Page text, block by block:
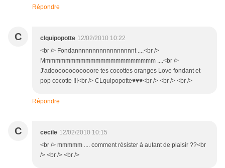
Répondre
C clquipopotte 12/02/2010 10:22
<br /> Fondannnnnnnnnnnnnnnnnt ....<br />
Mmmmmmmmmmmmmmmmmmmmmmm ....<br />
J'adoooooooooooore tes cocottes oranges Love fondant et
pop cocotte !!!<br /> CLquipopotte♥♥♥<br /> <br /> <br />
Répondre
C cecile 12/02/2010 10:15
<br /> mmmmm .... comment résister à autant de plaisir ??<br
/> <br /> <br />